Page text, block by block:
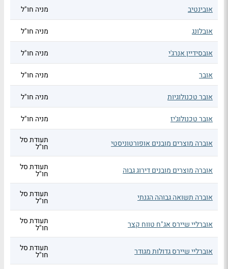
אובינטיב מניה חו"ל
אובלונג מניה חו"ל
אובסידיין אנרג'י מניה חו"ל
אובר מניה חו"ל
אובר טכנולוגיות מניה חו"ל
אובר טכנולוג'יז מניה חו"ל
אוברה מוצרים מובנים אופורטוניסטי תעודת סל
חו"ל
אוברה מוצרים מובנים דירוג גבוה תעודת סל
חו"ל
אוברה תשואה גבוהה הגנתי תעודת סל
חו"ל
אוברליי שיירס אג"ח טווח קצר תעודת סל
חו"ל
אוברליי שיירס גדולות מגודר תעודת סל
חו"ל